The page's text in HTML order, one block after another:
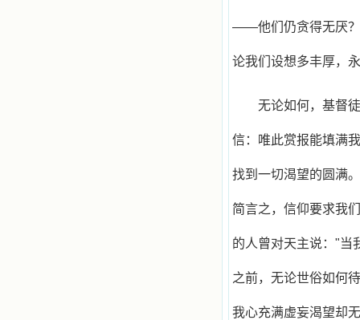
——他们仍贪得无厌？
论我们设想多丰厚，
无论如何，基督
信：唯此赏报能填满
找到一切渴望的圆满
简言之，信仰要求我
的人曾对天主说："当
之前，无论世俗如何
我心充满虚妄渴望却